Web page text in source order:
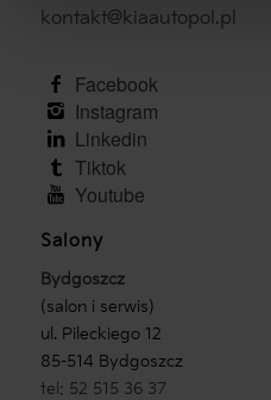
kontakt@kiaautopol.pl
facebook
instagram
linkedin
tiktok
youtube
Salony
Bydgoszcz
(salon i serwis)
ul. Pileckiego 12
85-514 Bydgoszcz
tel: 52 515 36 37